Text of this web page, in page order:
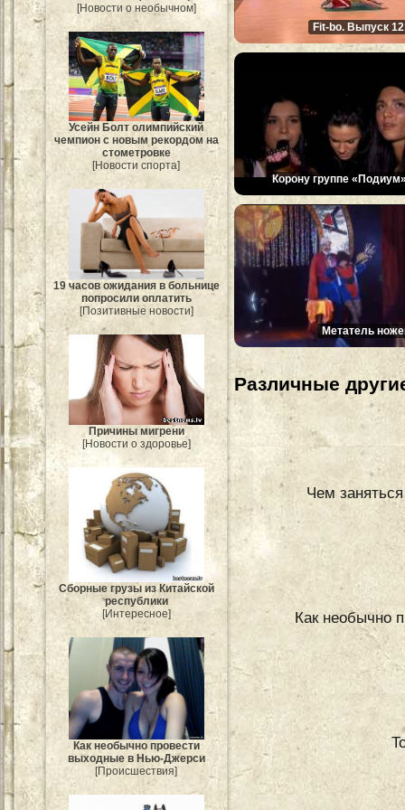
[Новости о необычном]
Усейн Болт олимпийский
чемпион с новым рекордом на
стометровке
[Новости спорта]
19 часов ожидания в больнице
попросили оплатить
[Позитивные новости]
Причины мигрени
[Новости о здоровье]
Сборные грузы из Китайской
республики
[Интересное]
Как необычно провести
выходные в Нью-Джерси
[Происшествия]
Fit-bo. Выпуск
Корону группе
Метатель
Различные
Чем
Как необычно